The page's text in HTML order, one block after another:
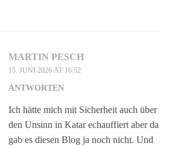
MARTIN PESCH
15. JUNI 2026 AT 16:52
ANTWORTEN
Ich hätte mich mit Sicherheit auch über
den Unsinn in Katar echauffiert aber da
gab es diesen Blog ja noch nicht. Und